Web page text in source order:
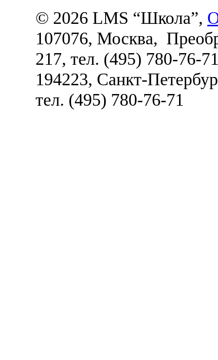
© 2026 LMS “Школа”,
107076, Москва,
217, тел. (495) 780-76-
194223, Санкт-
тел. (495) 780-76-71